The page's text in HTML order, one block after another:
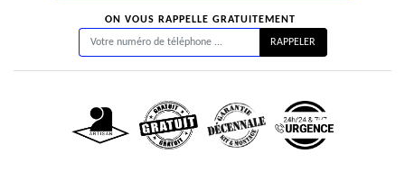
ON VOUS RAPPELLE GRATUITEMENT